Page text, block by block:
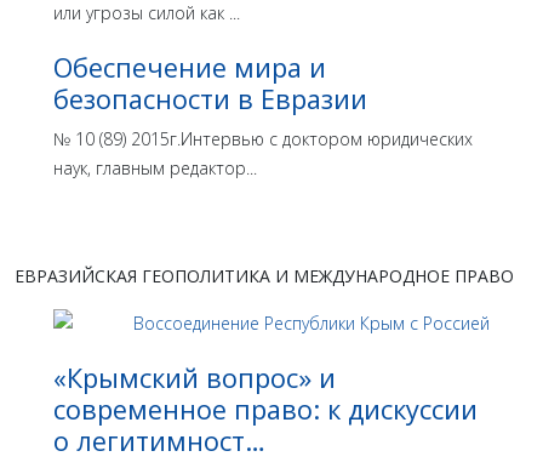
или угрозы силой как ...
Обеспечение мира и
безопасности в Евразии
№ 10 (89) 2015г.Интервью с доктором юридических
наук, главным редактор...
ЕВРАЗИЙСКАЯ ГЕОПОЛИТИКА И МЕЖДУНАРОДНОЕ ПРАВО
«Крымский вопрос» и
современное право: к дискуссии
о легитимност…